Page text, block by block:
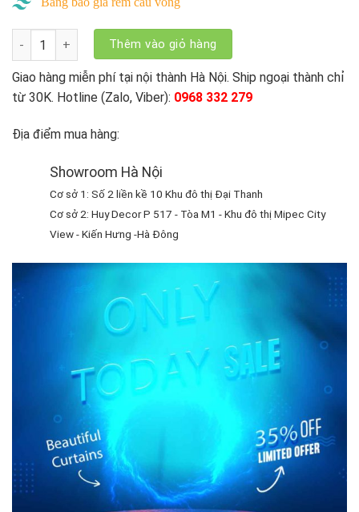
Rèm Cầu Vồng Hàn Quốc Modero Paola - PA số lượng
Thêm vào giỏ hàng
Giao hàng miễn phí tại nội thành Hà Nội. Ship ngoại thành chỉ
từ 30K. Hotline (Zalo, Viber): 0968 332 279
Địa điểm mua hàng:
Showroom Hà Nội
Cơ sở 1: Số 2 liền kề 10 Khu đô thị Đại Thanh
Cơ sở 2: Huy Decor P 517 - Tòa M1 - Khu đô thị Mipec City
View - Kiến Hưng -Hà Đông